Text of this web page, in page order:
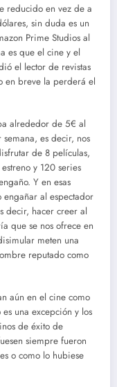
reducido en vez de a
sin duda es un
Prime Studios al
es que el cine y el
el lector de revistas
en breve la perderá el
alrededor de 5€ al
es decir, nos
de 8 películas,
y 120 series
Y en esas
engañar al espectador
decir, hacer creer al
que se nos ofrece en
meten una
reputado como
aún en el cine como
una excepción y los
de éxito de
siempre fueron
o como lo hubiese